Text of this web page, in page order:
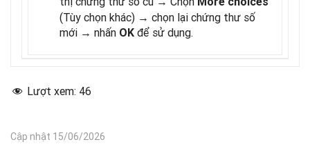
(Tùy chọn khác) → chọn lại chứng thư số
mới → nhấn OK để sử dụng.
Lượt xem: 46
Cập nhật 15/06/2026